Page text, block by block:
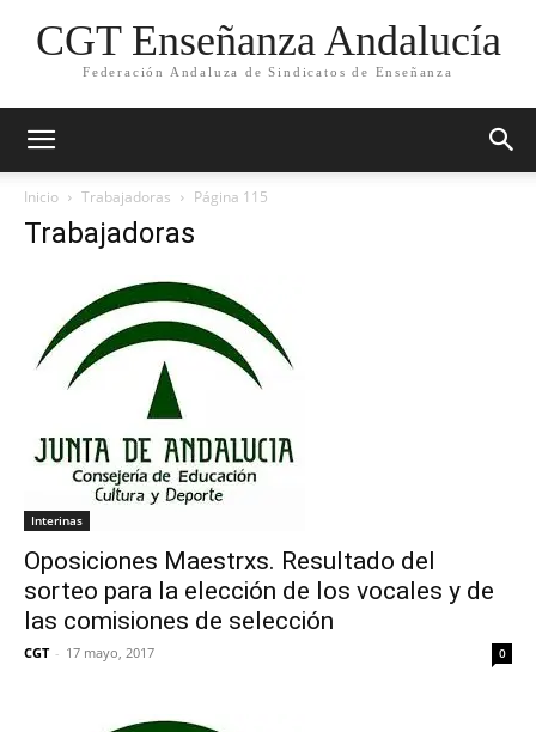
CGT Enseñanza Andalucía
Federación Andaluza de Sindicatos de Enseñanza
Inicio Trabajadoras Página 115
Trabajadoras
Interinas
Oposiciones Maestrxs. Resultado del
sorteo para la elección de los vocales y de
las comisiones de selección
CGT - 17 mayo, 2017 0